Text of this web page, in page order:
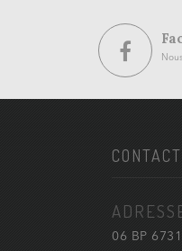
CONTACT
06 BP